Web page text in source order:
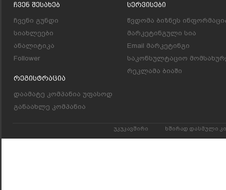
Ჩვენ Შესახებ
ჩვენი გუნდი
სიახლეები
ანალიტიკა
Follower
Რეგისტრაცია
დაამატე კომპანია უფასოდ
განაახლე კომპანია
Სერვისები
წვდომა ბიზნეს
მარკეტინგული სია
Email მარკეტინგი
საკონსულტაციო
რეკლამა ბიაში
უკუკავშირი ხშირად დასმული